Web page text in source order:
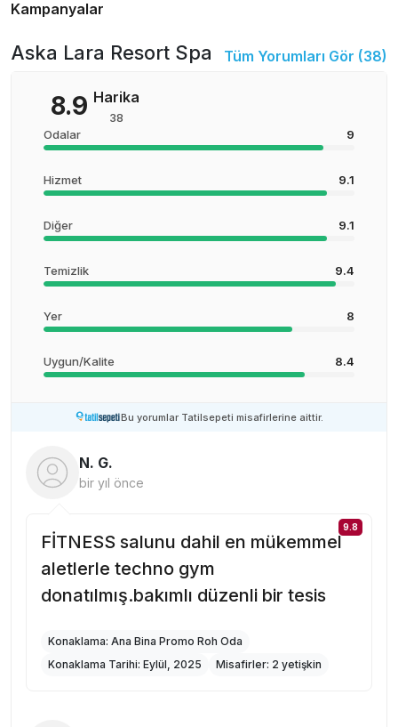
Kampanyalar
Aska Lara Resort Spa Tüm Yorumları Gör (38)
8.9 Harika
38
Odalar
9
Hizmet 9.1
Diğer 9.1
Temizlik 9.4
Yer 8
Uygun/Kalite 8.4
Bu yorumlar Tatilsepeti misafirlerine aittir.
N. G.
bir yıl önce
9.8
FİTNESS salunu dahil en mükemmel
aletlerle techno gym
donatılmış.bakımlı düzenli bir tesis
Konaklama: Ana Bina Promo Roh Oda
Konaklama Tarihi: Eylül, 2025 Misafirler: 2 yetişkin